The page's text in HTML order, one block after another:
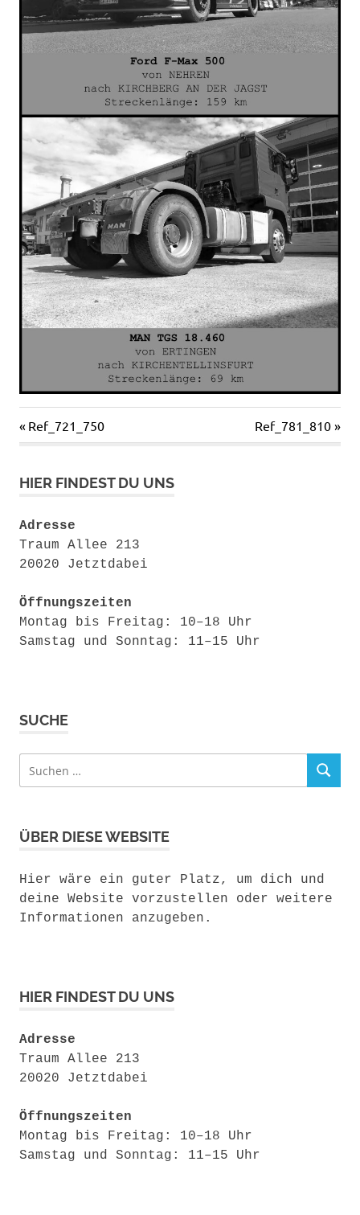
Beitragsnavigation
Vorheriger
Beitrag:
Ref_721_750
Nächster
Beitrag:
Ref_781_810
HIER FINDEST DU UNS
Adresse
Traum Allee 213
20020 Jetztdabei
Öffnungszeiten
Montag bis Freitag: 10–18 Uhr
Samstag und Sonntag: 11–15 Uhr
SUCHE
Suchen
nach:
SUCHEN
ÜBER DIESE WEBSITE
Hier wäre ein guter Platz, um dich und
deine Website vorzustellen oder weitere
Informationen anzugeben.
HIER FINDEST DU UNS
Adresse
Traum Allee 213
20020 Jetztdabei
Öffnungszeiten
Montag bis Freitag: 10–18 Uhr
Samstag und Sonntag: 11–15 Uhr